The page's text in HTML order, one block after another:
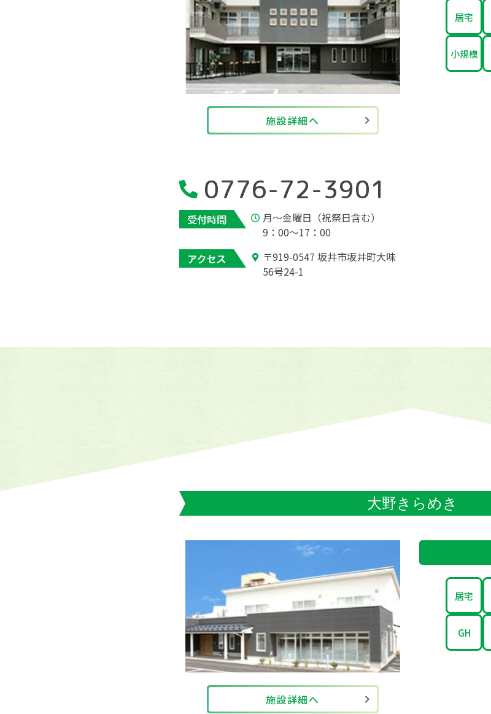
施設詳細へ
居宅
小規模
0776-72-3901
月～金曜日（祝祭日含む）
9：00～17：00
〒919-0547 坂井市坂井町大味
56号24-1
大野きらめき
施設詳細へ
居宅
GH